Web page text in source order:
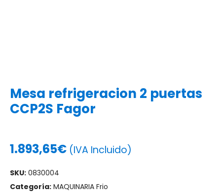
Mesa refrigeracion 2 puertas
CCP2S Fagor
1.893,65€ (IVA Incluido)
SKU: 0830004
Categoría: MAQUINARIA Frio